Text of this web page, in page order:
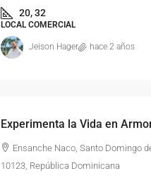
20, 32
LOCAL COMERCIAL
Jeison Hager hace 2 años
Ensanche Naco, Santo Domingo
10123, República Dominicana